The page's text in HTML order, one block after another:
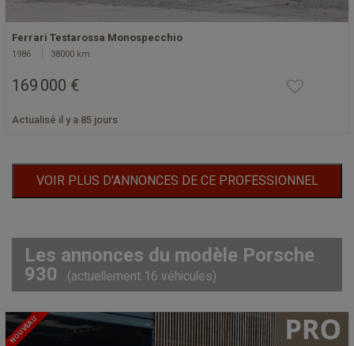
Ferrari Testarossa Monospecchio
1986 38000 km
169 000 €
Actualisé il y a 85 jours
VOIR PLUS D'ANNONCES DE CE PROFESSIONNEL
Les annonces du modèle Porsche
930
(actuellement 16 véhicules)
NOUVEAU